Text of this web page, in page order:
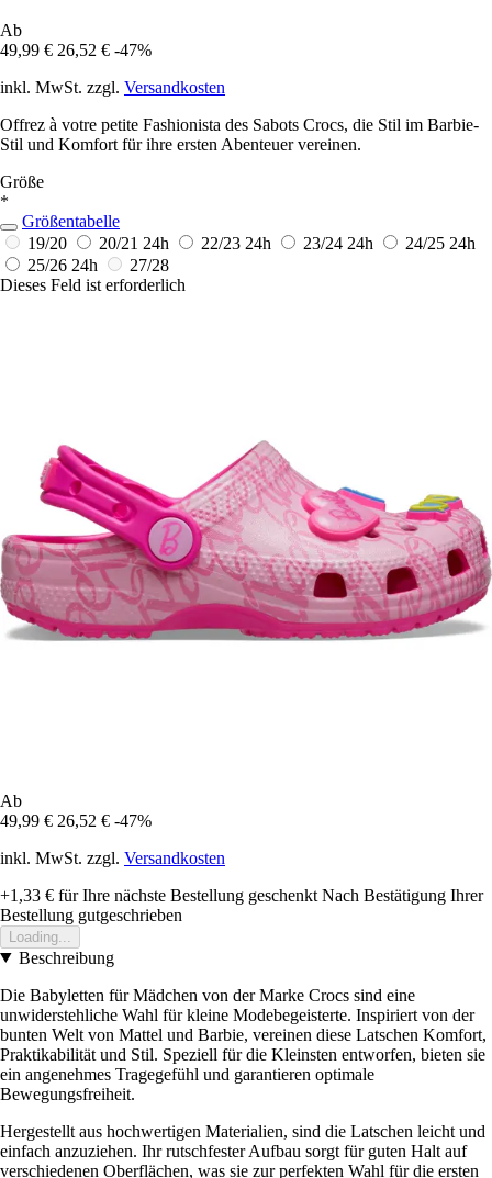
Ab
49,99 € 26,52 € -47%
inkl. MwSt. zzgl. Versandkosten
Offrez à votre petite Fashionista des Sabots Crocs, die Stil im Barbie-
Stil und Komfort für ihre ersten Abenteuer vereinen.
Größe
*
Größentabelle
19/20
20/21 24h 22/23 24h 23/24 24h 24/25 24h
25/26 24h
27/28
Dieses Feld ist erforderlich
Ab
49,99 € 26,52 € -47%
inkl. MwSt. zzgl. Versandkosten
+1,33 € für Ihre nächste Bestellung geschenkt Nach Bestätigung Ihrer
Bestellung gutgeschrieben
Loading...
Beschreibung
Die Babyletten für Mädchen von der Marke Crocs sind eine
unwiderstehliche Wahl für kleine Modebegeisterte. Inspiriert von der
bunten Welt von Mattel und Barbie, vereinen diese Latschen Komfort,
Praktikabilität und Stil. Speziell für die Kleinsten entworfen, bieten sie
ein angenehmes Tragegefühl und garantieren optimale
Bewegungsfreiheit.
Hergestellt aus hochwertigen Materialien, sind die Latschen leicht und
einfach anzuziehen. Ihr rutschfester Aufbau sorgt für guten Halt auf
verschiedenen Oberflächen, was sie zur perfekten Wahl für die ersten